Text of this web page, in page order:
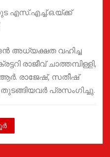
എസ്.എച്ച്.ഒ.യ്ക്ക്‌
അധ്യക്ഷത വഹിച്ച
രാജീവ് ചാത്തമ്പിള്ളി,
രാജേഷ്, സതീഷ്
പ്രസംഗിച്ചു.